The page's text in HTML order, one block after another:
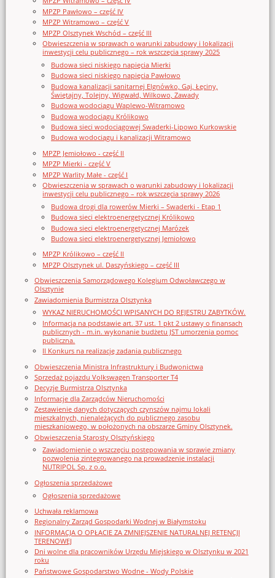
MPZP Pawłowo – część IV
MPZP Witramowo – część V
MPZP Olsztynek Wschód – część III
Obwieszczenia w sprawach o warunki zabudowy i lokalizacji
inwestycji celu publicznego – rok wszczęcia sprawy 2025
Budowa sieci niskiego napięcia Mierki
Budowa sieci niskiego napięcia Pawłowo
Budowa kanalizacji sanitarnej Elgnówko, Gaj, Łęciny,
Świętajny, Tolejny, Wigwałd, Wilkowo, Zawady
Budowa wodociągu Waplewo-Witramowo
Budowa wodociągu Królikowo
Budowa sieci wodociągowej Swaderki-Lipowo Kurkowskie
Budowa wodociągu i kanalizacji Witramowo
MPZP Jemiołowo - część II
MPZP Mierki - część V
MPZP Warlity Małe - część I
Obwieszczenia w sprawach o warunki zabudowy i lokalizacji
inwestycji celu publicznego – rok wszczęcia sprawy 2026
Budowa drogi dla rowerów Mierki – Swaderki - Etap 1
Budowa sieci elektroenergetycznej Królikowo
Budowa sieci elektroenergetycznej Marózek
Budowa sieci elektroenergetycznej Jemiołowo
MPZP Królikowo – część II
MPZP Olsztynek ul. Daszyńskiego – część III
Obwieszczenia Samorządowego Kolegium Odwoławczego w
Olsztynie
Zawiadomienia Burmistrza Olsztynka
WYKAZ NIERUCHOMOŚCI WPISANYCH DO REJESTRU ZABYTKÓW.
Informacja na podstawie art. 37 ust. 1 pkt 2 ustawy o finansach
publicznych - m.in. wykonanie budżetu JST umorzenia pomoc
publiczna.
II Konkurs na realizację zadania publicznego
Obwieszczenia Ministra Infrastruktury i Budwonictwa
Sprzedaż pojazdu Volkswagen Transporter T4
Decyzje Burmistrza Olsztynka
Informacje dla Zarządców Nieruchomości
Zestawienie danych dotyczących czynszów najmu lokali
mieszkalnych, nienależących do publicznego zasobu
mieszkaniowego, w położonych na obszarze Gminy Olsztynek.
Obwieszczenia Starosty Olsztyńskiego
Zawiadomienie o wszczęciu postępowania w sprawie zmiany
pozwolenia zintegrowanego na prowadzenie instalacji
NUTRIPOL Sp. z o.o.
Ogłoszenia sprzedażowe
Ogłoszenia sprzedażowe
Uchwała reklamowa
Regionalny Zarząd Gospodarki Wodnej w Białymstoku
INFORMACJA O OPŁACIE ZA ZMNIEJSZENIE NATURALNEJ RETENCJI
TERENOWEJ
Dni wolne dla pracowników Urzędu Miejskiego w Olsztynku w 2021
roku
Państwowe Gospodarstwo Wodne - Wody Polskie